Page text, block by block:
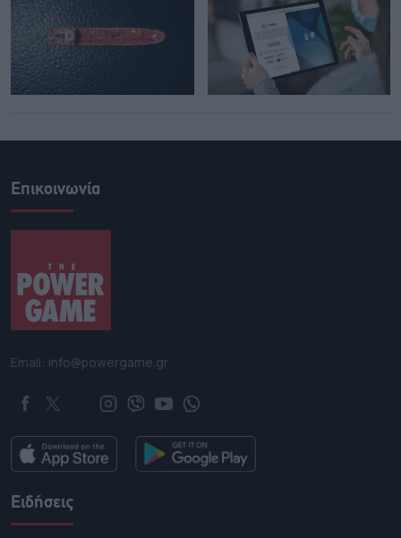
Επικοινωνία
Email: info@powergame.gr
Ειδήσεις